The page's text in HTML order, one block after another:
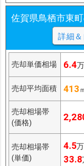
佐賀県鳥栖市東
詳細
売却単価相場 6.4
売却平均面積 413
売却相場帯
(価格)
売却相場帯
(単価)
4.5
33.8